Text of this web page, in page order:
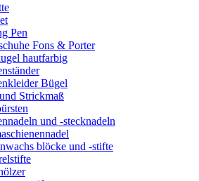
Pen
Fons & Porter
hautfarbig
Bügel
Strickmaß
und -stecknadeln
blöcke und -stifte